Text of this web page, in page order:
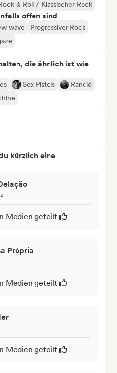
& Roll / Klassischer Rock
offen sind
wave
Progressiver Rock
die ähnlich ist wie
Sex Pistols
Rancid
kürzlich eine
Medien geteilt
Própria
Medien geteilt
Medien geteilt